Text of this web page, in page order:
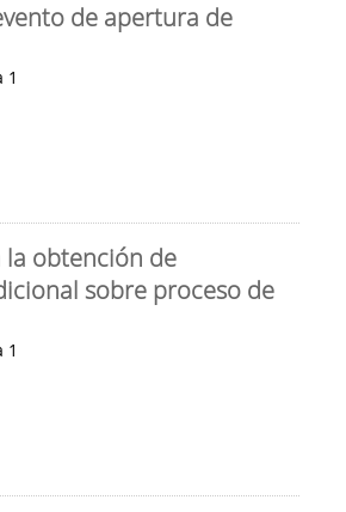
de apertura de
1
la obtención de
sobre proceso de
1